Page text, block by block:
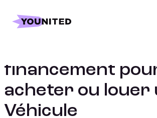
Home
financement
acheter ou louer
Véhicule